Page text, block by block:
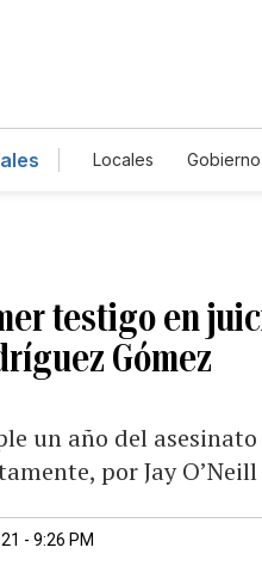
Locales Gobierno
testigo en
Gómez
un año del
por Jay
- 9:26 PM